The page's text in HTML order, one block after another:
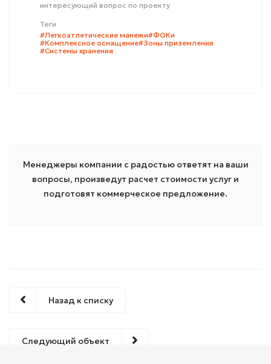
интересующий вопрос по проекту
Теги
#Легкоатлетические манежи#ФОКи
#Комплексное оснащение#Зоны приземления
#Системы хранения
Менеджеры компании с радостью ответят на ваши
вопросы, произведут расчет стоимости услуг и
подготовят коммерческое предложение.
Назад к списку
Следующий объект